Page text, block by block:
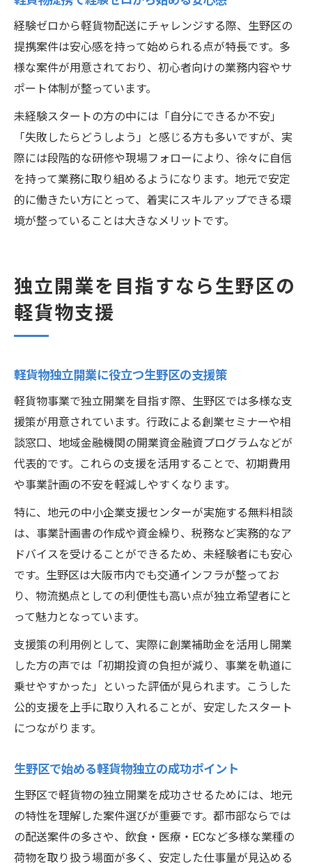
経験ゼロから軽貨物配送にチャレンジする際、生野区の
提携案件は安心感を持って始められる点が特長です。多
様な案件が用意されており、初心者向けの業務内容やサ
ポート体制が整っています。
未経験スタートの方の中には「自分にできるか不安」
「失敗したらどうしよう」と感じる方も多いですが、実
際には段階的な研修や現場フォローにより、徐々に自信
を持って業務に取り組めるようになります。地元で安定
的に働きたい方にとって、着実にスキルアップできる環
境が整っていることは大きなメリットです。
独立開業を目指すなら生野区の
軽貨物支援
軽貨物独立開業に役立つ生野区の支援策
軽貨物事業で独立開業を目指す際、生野区では多様な支
援策が用意されています。行政による創業セミナーや相
談窓口、地域金融機関の開業資金融資プログラムなどが
代表的です。これらの支援を活用することで、初期費用
や事業計画の不安を軽減しやすくなります。
特に、地元の中小企業支援センターが実施する無料相談
は、事業計画書の作成や資金繰り、税務など実務的なア
ドバイスを受けることができるため、未経験者にも安心
です。生野区は大阪市内でも交通インフラが整ってお
り、物流拠点としての利便性も高い点が独立希望者にと
って魅力となっています。
支援策の利用例として、実際に創業補助金を活用し開業
した方の声では「初期投資の負担が減り、事業を軌道に
乗せやすかった」といった評価が見られます。こうした
公的支援を上手に取り入れることが、安定したスタート
につながります。
生野区で始める軽貨物独立の成功ポイント
生野区で軽貨物の独立開業を成功させるためには、地元
の特性を理解した案件選びが重要です。都市部ならでは
の配送案件の多さや、飲食・医療・ECなど多様な業種の
荷物を取り扱う場面が多く、安定した仕事量が見込める